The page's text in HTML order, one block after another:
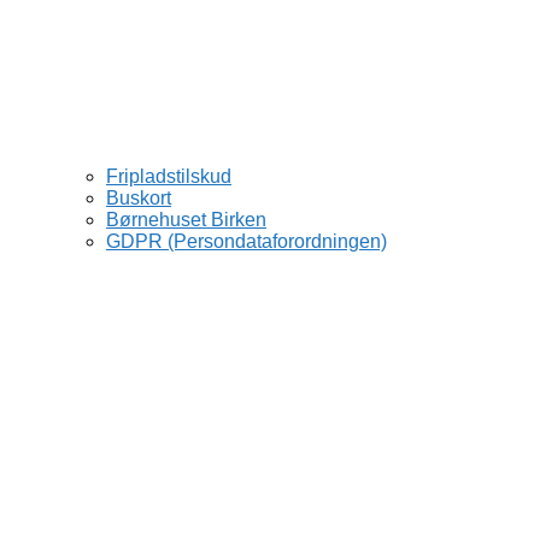
Fripladstilskud
Buskort
Børnehuset Birken
GDPR (Persondataforordningen)